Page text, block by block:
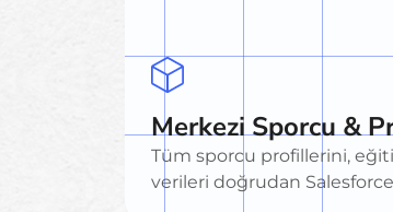
Merkezi Sporcu &
Tüm sporcu profillerini,
verileri doğrudan